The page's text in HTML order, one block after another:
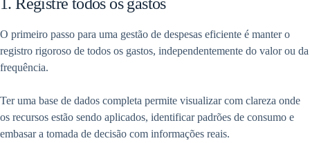
O primeiro passo para uma gestão de despesas eficiente é manter o
registro rigoroso de todos os gastos, independentemente do valor ou da
frequência.
Ter uma base de dados completa permite visualizar com clareza onde
os recursos estão sendo aplicados, identificar padrões de consumo e
embasar a tomada de decisão com informações reais.